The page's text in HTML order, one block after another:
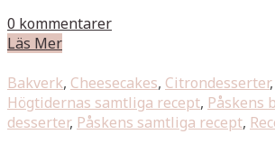
0 kommentarer
Läs Mer
Bakverk, Cheesecakes, Citrondesserter,
Högtidernas samtliga recept, Påskens
desserter, Påskens samtliga recept,